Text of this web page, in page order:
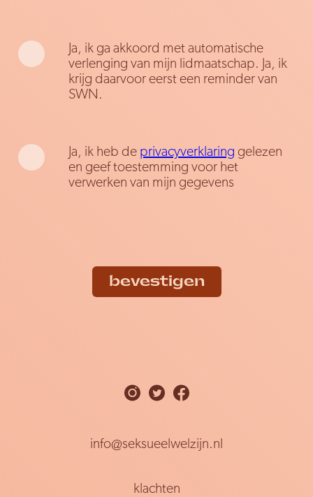
Ja, ik ga akkoord met automatische
verlenging van mijn lidmaatschap. Ja, ik
krijg daarvoor eerst een reminder van
SWN.
Ja, ik heb de privacyverklaring gelezen
en geef toestemming voor het
verwerken van mijn gegevens
bevestigen
info@seksueelwelzijn.nl
klachten